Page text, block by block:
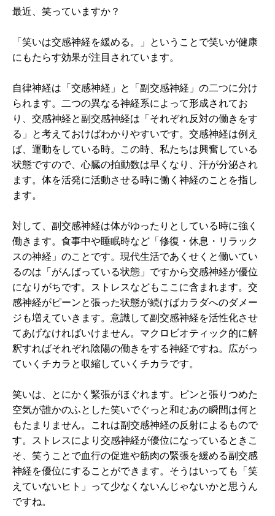
最近、笑っていますか？
「笑いは交感神経を緩める。」ということで笑いが健康
にもたらす効果が注目されています。
自律神経は「交感神経」と「副交感神経」の二つに分け
られます。二つの異なる神経系によって形成されてお
り、交感神経と副交感神経は「それぞれ反対の働きをす
る」と考えておけばわかりやすいです。交感神経は例え
ば、運動をしている時。この時、私たちは興奮している
状態ですので、心臓の拍動数は早くなり、汗が分泌され
ます。体を活発に活動させる時に働く神経のことを指し
ます。
対して、副交感神経は体がゆったりとしている時に強く
働きます。食事中や睡眠時など「修復・休息・リラック
スの神経」のことです。現代生活であくせくと働いてい
るのは「がんばっている状態」ですから交感神経が優位
になりがちです。ストレスなどもここに含まれます。交
感神経がピーンと張った状態が続けばカラダへのダメー
ジも増えていきます。意識して副交感神経を活性化させ
てあげなければいけません。マクロビオティック的に解
釈すればそれぞれ陰陽の働きをする神経ですね。広がっ
ていくチカラと収縮していくチカラです。
笑いは、とにかく緊張がほぐれます。ピンと張りつめた
空気が誰かのふとした笑いでぐっと和むあの瞬間は何と
もたまりません。これは副交感神経の反射によるもので
す。ストレスにより交感神経が優位になっているときこ
そ、笑うことで血行の促進や筋肉の緊張を緩める副交感
神経を優位にすることができます。そうはいっても「笑
えていないヒト」って少なくないんじゃないかと思うん
ですね。